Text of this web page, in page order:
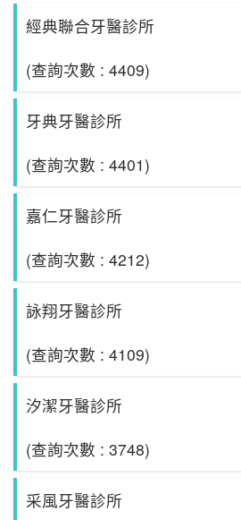
經典聯合牙醫診所
(查詢次數 : 4409)
牙典牙醫診所
(查詢次數 : 4401)
嘉仁牙醫診所
(查詢次數 : 4212)
詠翔牙醫診所
(查詢次數 : 4109)
汐潔牙醫診所
(查詢次數 : 3748)
采風牙醫診所